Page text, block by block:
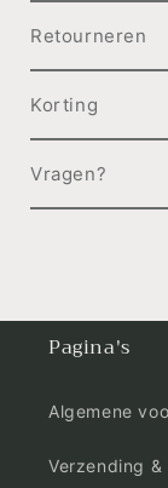
Retourneren
Korting
Vragen?
Pagina's
Algemene
Verzending &